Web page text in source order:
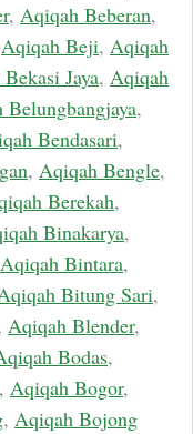
, Aqiqah Beberan,
Aqiqah Beji, Aqiqah
Jaya, Aqiqah
Belungbangjaya,
Bendasari,
, Aqiqah Bengle,
Berekah,
Binakarya,
Aqiqah Bintara,
Bitung Sari,
Aqiqah Blender,
Bodas,
, Aqiqah Bogor,
, Aqiqah Bojong